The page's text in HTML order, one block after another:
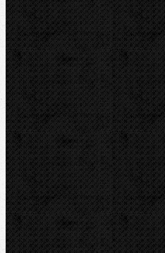
Klimatizačná technika
Vysušovanie, odvlhčovanie
Zmrazovačky
Vŕtanie a frézy
Elektromontážne náradie
Vyhľadávanie IS